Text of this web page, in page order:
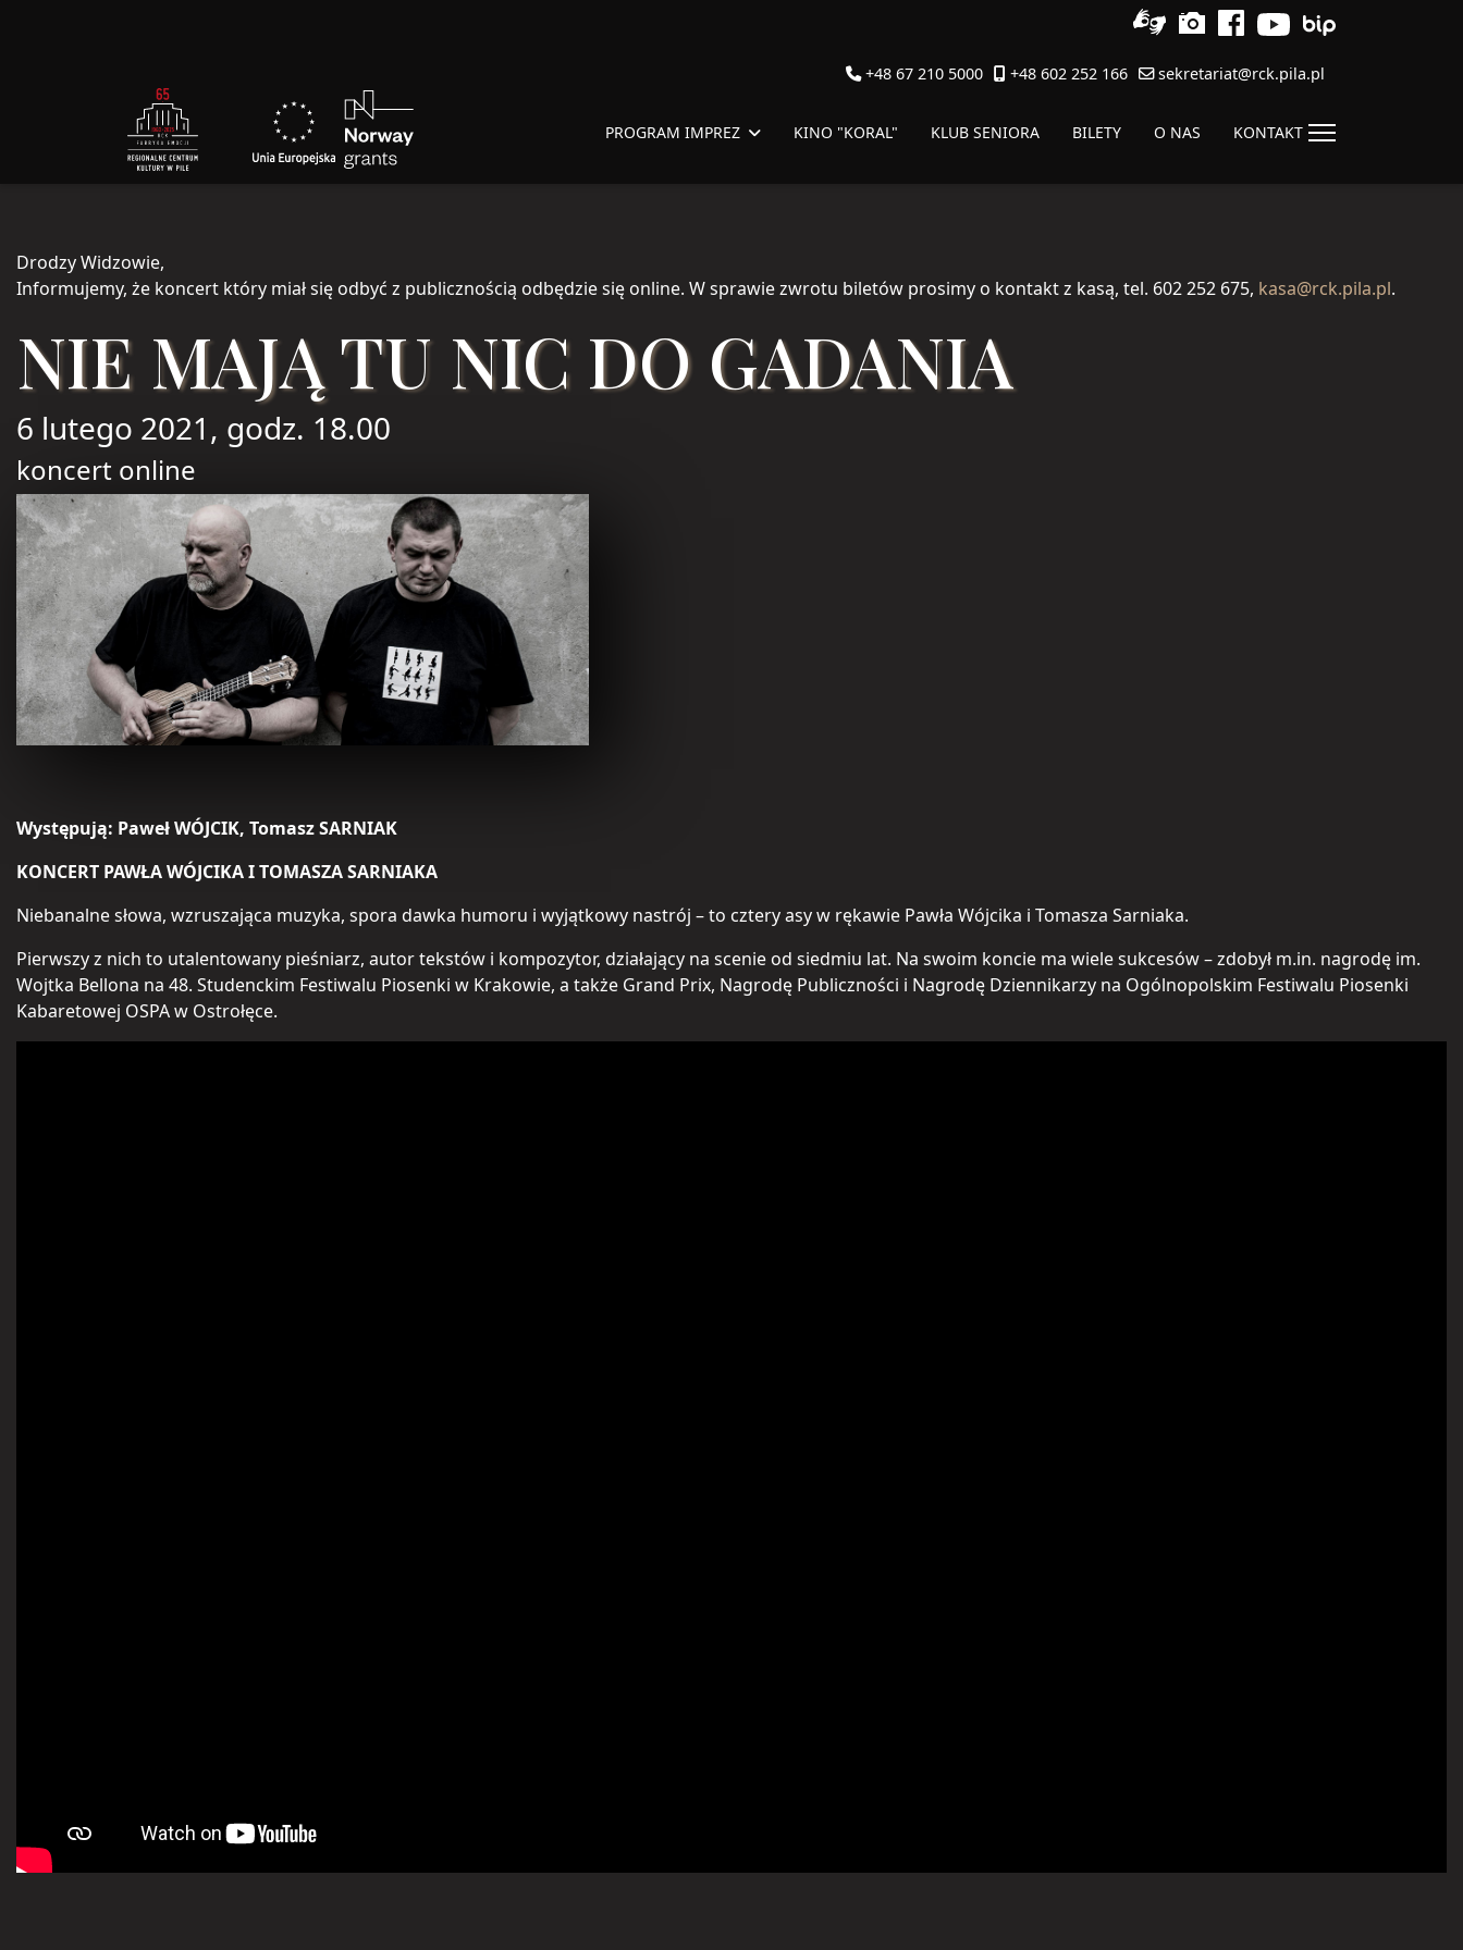
+48 67 210 5000 +48 602 252 166 sekretariat@rck.pila.pl
PROGRAM IMPREZ KINO "KORAL" KLUB SENIORA BILETY O NAS KONTAKT
Drodzy Widzowie,
Informujemy, że koncert który miał się odbyć z publicznością odbędzie się online. W sprawie zwrotu biletów prosimy o kontakt z kasą, tel. 602 252 675, kasa@rck.pila.pl.
NIE MAJĄ TU NIC DO GADANIA
6 lutego 2021, godz. 18.00
koncert online
Występują: Paweł WÓJCIK, Tomasz SARNIAK
KONCERT PAWŁA WÓJCIKA I TOMASZA SARNIAKA
Niebanalne słowa, wzruszająca muzyka, spora dawka humoru i wyjątkowy nastrój – to cztery asy w rękawie Pawła Wójcika i Tomasza Sarniaka.
Pierwszy z nich to utalentowany pieśniarz, autor tekstów i kompozytor, działający na scenie od siedmiu lat. Na swoim koncie ma wiele sukcesów – zdobył m.in. nagrodę im.
Wojtka Bellona na 48. Studenckim Festiwalu Piosenki w Krakowie, a także Grand Prix, Nagrodę Publiczności i Nagrodę Dziennikarzy na Ogólnopolskim Festiwalu Piosenki
Kabaretowej OSPA w Ostrołęce.